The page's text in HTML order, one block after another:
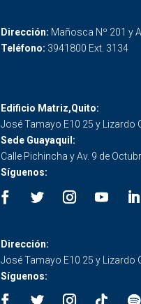
Dirección: Mañosca Nº 201 y
Teléfono: 3941800 Ext. 3134
Edificio Matriz,Quito:
José Tamayo E10 25 y Lizardo
Sede Guayaquil:
Calle Pichincha y Av. 9 de
Síguenos:
Dirección:
José Tamayo E10 25 y Lizardo
Síguenos: